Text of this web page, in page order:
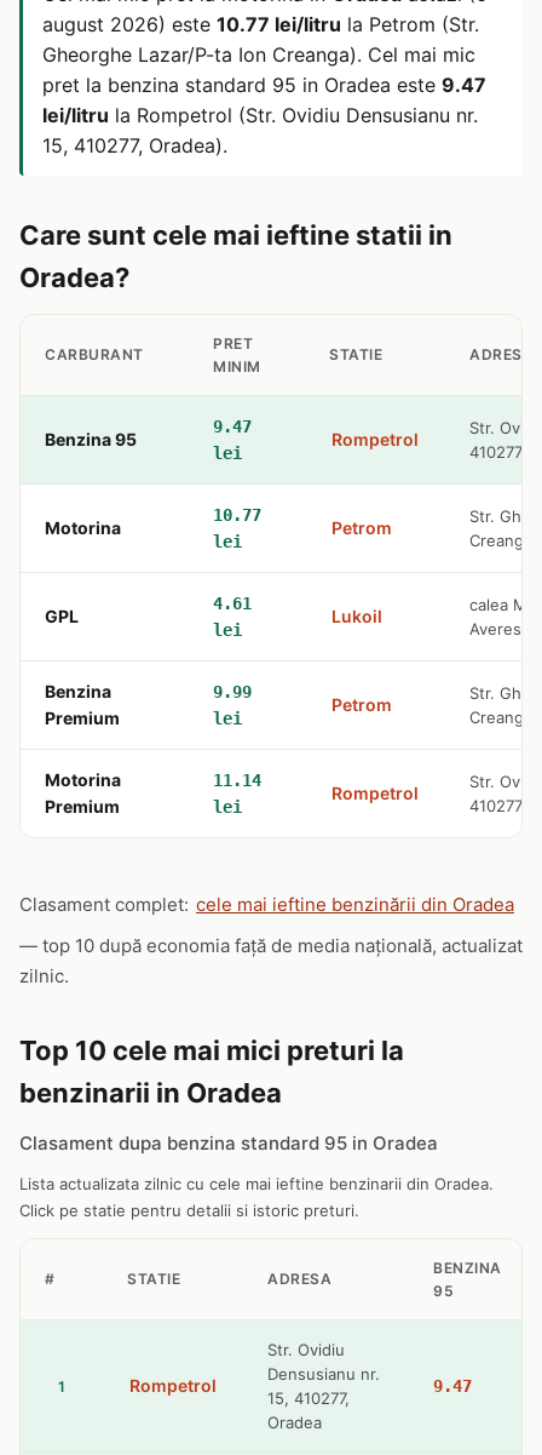
august 2026) este 10.77 lei/litru la Petrom (Str.
Gheorghe Lazar/P-ta Ion Creanga). Cel mai mic
pret la benzina standard 95 in Oradea este 9.47
lei/litru la Rompetrol (Str. Ovidiu Densusianu nr.
15, 410277, Oradea).
Care sunt cele mai ieftine statii in
Oradea?
CARBURANT
PRET
MINIM
STATIE ADRESA
Benzina 95
9.47
lei
Rompetrol
Str.
410277,
Motorina
10.77
lei
Petrom
Str.
Creanga
GPL
4.61
lei
Lukoil
calea
Averescu
Benzina
Premium
9.99
lei
Petrom
Str.
Creanga
Motorina
Premium
11.14
lei
Rompetrol
Str.
410277,
Clasament complet: cele mai ieftine benzinării din Oradea
— top 10 după economia față de media națională, actualizat
zilnic.
Top 10 cele mai mici preturi la
benzinarii in Oradea
Clasament dupa benzina standard 95 in Oradea
Lista actualizata zilnic cu cele mai ieftine benzinarii din Oradea.
Click pe statie pentru detalii si istoric preturi.
# STATIE ADRESA
BENZINA
95
1 Rompetrol
Str. Ovidiu
Densusianu nr.
15, 410277,
Oradea
9.47